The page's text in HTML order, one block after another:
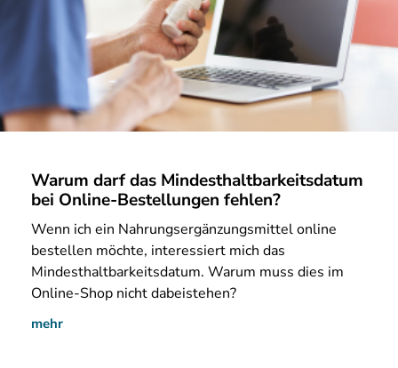
Warum darf das Mindesthaltbarkeitsdatum
bei Online-Bestellungen fehlen?
Wenn ich ein Nahrungsergänzungsmittel online
bestellen möchte, interessiert mich das
Mindesthaltbarkeitsdatum. Warum muss dies im
Online-Shop nicht dabeistehen?
mehr